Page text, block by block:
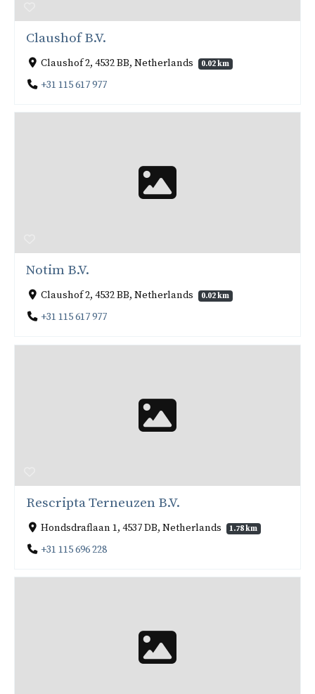
Claushof B.V.
Claushof 2, 4532 BB, Netherlands 0.02 km
+31 115 617 977
Notim B.V.
Claushof 2, 4532 BB, Netherlands 0.02 km
+31 115 617 977
Rescripta Terneuzen B.V.
Hondsdraflaan 1, 4537 DB, Netherlands 1.78 km
+31 115 696 228